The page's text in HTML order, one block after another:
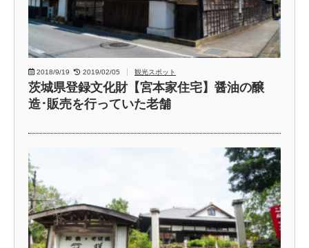
2018/9/19 2019/02/05 観光スポット
茨城県登録文化財【宮本家住宅】醤油の醸
造･販売を行っていた老舗